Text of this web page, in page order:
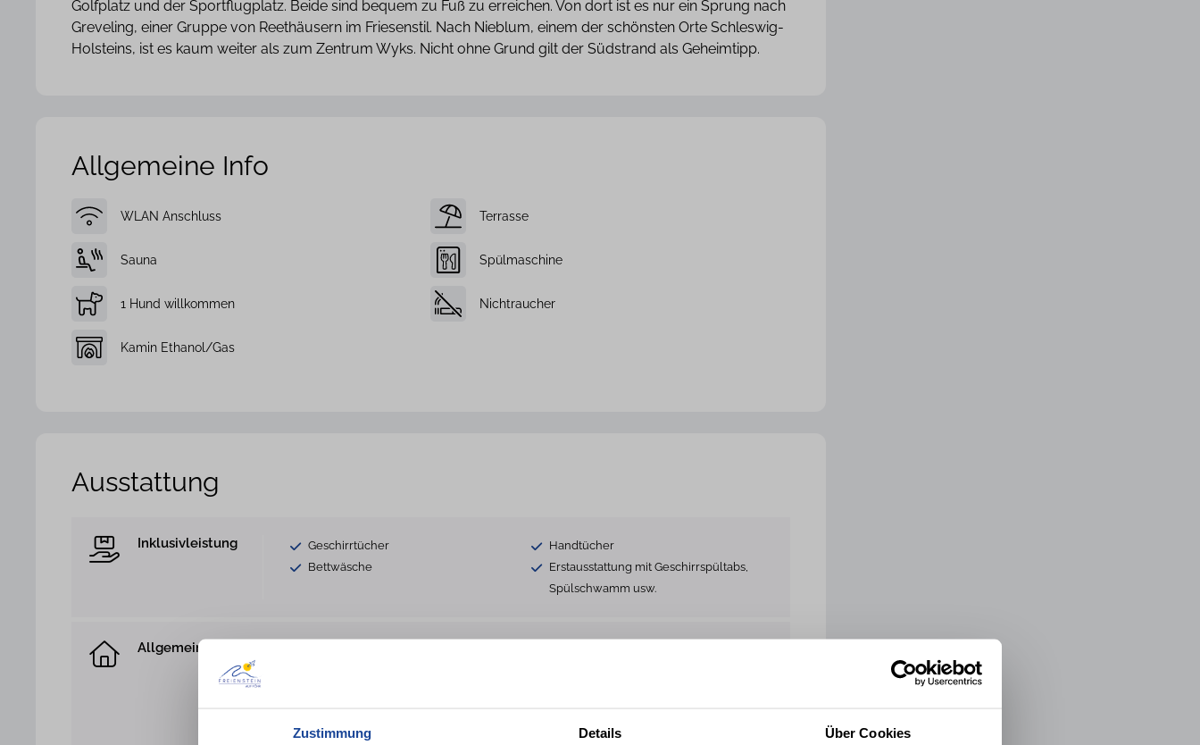
Zustimmung Details Über Cookies
Golfplatz und der Sportflugplatz. Beide sind bequem zu Fuß zu erreichen. Von dort ist es nur ein Sprung nach
Greveling, einer Gruppe von Reethäusern im Friesenstil. Nach Nieblum, einem der schönsten Orte Schleswig-
Holsteins, ist es kaum weiter als zum Zentrum Wyks. Nicht ohne Grund gilt der Südstrand als Geheimtipp.
Allgemeine Info
WLAN Anschluss Terrasse
Sauna Spülmaschine
1 Hund willkommen Nichtraucher
Kamin Ethanol/Gas
Ausstattung
Inklusivleistung Geschirrtücher
Handtücher
Bettwäsche
Erstausstattung mit Geschirrspültabs,
Spülschwamm usw.
Allgemein
Trockner gegen Gebühr
Gem. Waschmaschine / Trockner